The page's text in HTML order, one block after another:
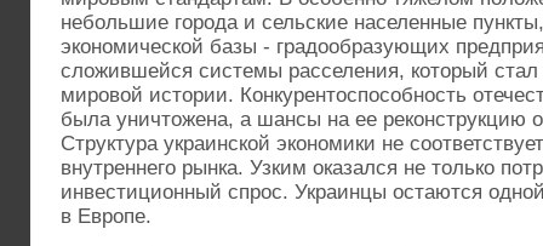
небольшие города и сельские населенные
экономической базы - градообразующих
сложившейся системы расселения, который
мировой истории. Конкурентоспособность
была уничтожена, а шансы на ее реконструкцию
Структура украинской экономики не
внутреннего рынка. Узким оказался не только
инвестиционный спрос. Украинцы остаются
в Европе.